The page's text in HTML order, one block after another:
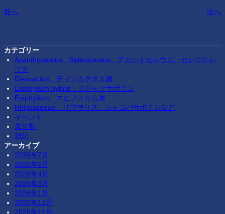
前へ 次へ
カテゴリー
Acanthocereus、Selenicereus、アカントセレウス、セレニケレ
ウス
Disocactus、ディソカクタス属
Epiphyllum hybrid，クジャクサボテン
Epiphyllum、エピフィルム属
Rhipsalideae、リプサリス、シャコバサボテンなど
イベント
未分類
雑記
アーカイブ
2026年7月
2026年6月
2026年4月
2026年3月
2026年1月
2025年12月
2025年11月